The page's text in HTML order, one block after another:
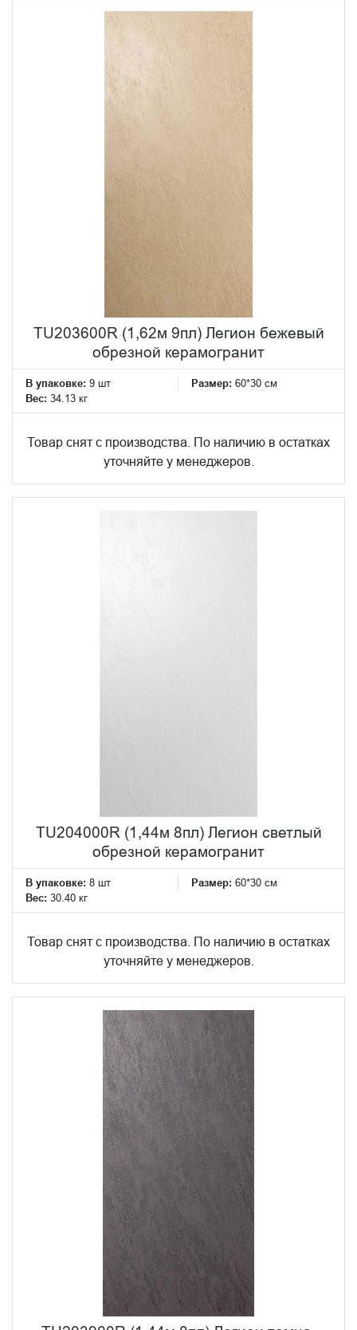
TU203600R (1,62м 9пл) Легион бежевый
обрезной керамогранит
В упаковке: 9 шт Размер: 60*30 см
Вес: 34.13 кг
Товар снят с производства. По наличию в остатках
уточняйте у менеджеров.
TU204000R (1,44м 8пл) Легион светлый
обрезной керамогранит
В упаковке: 8 шт Размер: 60*30 см
Вес: 30.40 кг
Товар снят с производства. По наличию в остатках
уточняйте у менеджеров.